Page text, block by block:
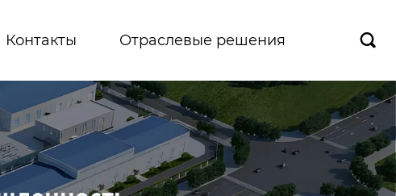
Контакты Отраслевые решения 